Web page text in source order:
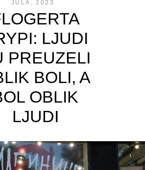
JULA, 2023
LJUDI
PREUZELI
BOLI, A
OBLIK
LJUDI